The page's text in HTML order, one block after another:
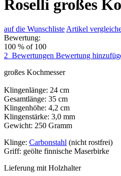
Roselli großes
auf die Wunschliste Artikel
Bewertung:
100 % of 100
2 Bewertungen Bewertung
großes Kochmesser
Klingenlänge: 24 cm
Gesamtlänge: 35 cm
Klingenhöhe: 4,2 cm
Klingenstärke: 3,0 mm
Gewicht: 250 Gramm
Klinge: Carbonstahl (nicht rostfrei)
Griff: geölte finnische Maserbirke
Lieferung mit Holzhalter